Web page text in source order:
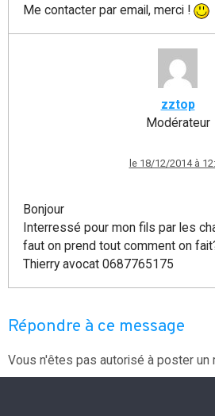
Me contacter par email, merci !
zztop
Modérateur
le 18/12/2014 à
Bonjour
Interressé pour mon fils par les
faut on prend tout comment on
Thierry avocat 0687765175
Répondre à ce message
Vous n'êtes pas autorisé à poster un